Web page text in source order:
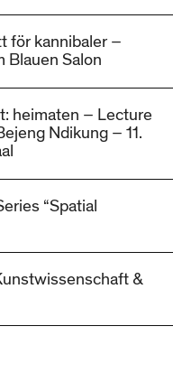
för kannibaler –
Blauen Salon
heimaten – Lecture
Ndikung – 11.
“Spatial
&